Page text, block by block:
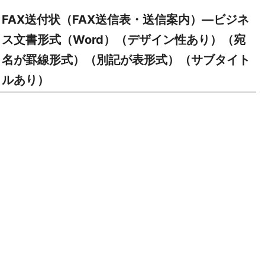
FAX送付状（FAX送信表・送信案内）―ビジネ
ス文書形式（Word）（デザイン性あり）（宛
名が罫線形式）（別記が表形式）（サブタイト
ルあり）